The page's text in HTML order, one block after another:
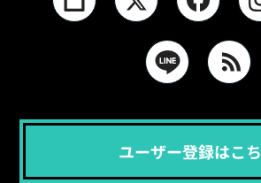
ユーザー登録はこ